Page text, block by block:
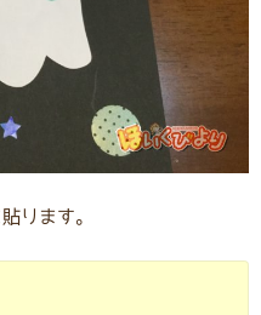
ります。